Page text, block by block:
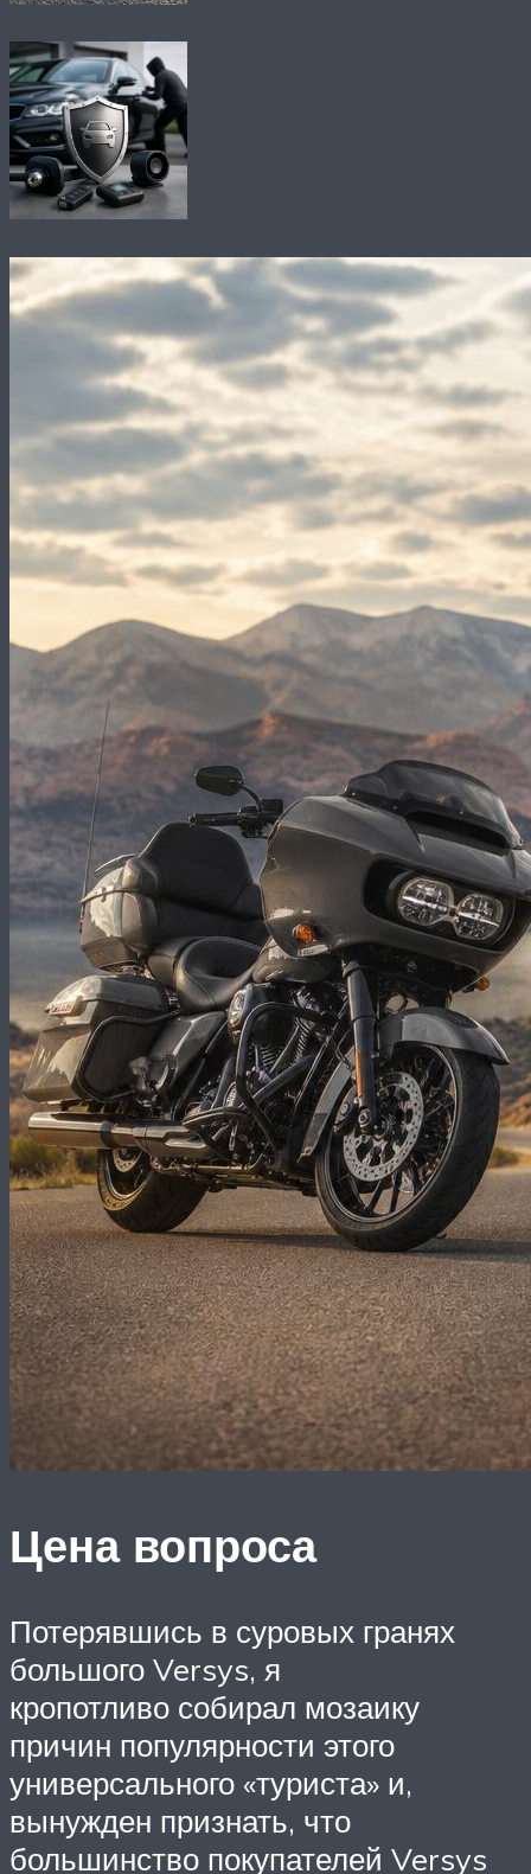
Цена вопроса
Потерявшись в суровых гранях
большого Versys, я
кропотливо собирал мозаику
причин популярности этого
универсального «туриста» и,
вынужден признать, что
большинство покупателей Versys